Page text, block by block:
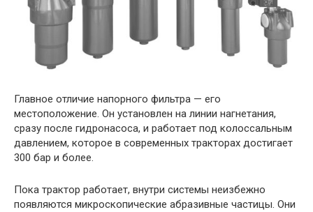
Главное отличие напорного фильтра — его
местоположение. Он установлен на линии нагнетания,
сразу после гидронасоса, и работает под колоссальным
давлением, которое в современных тракторах достигает
300 бар и более.
Пока трактор работает, внутри системы неизбежно
появляются микроскопические абразивные частицы. Они